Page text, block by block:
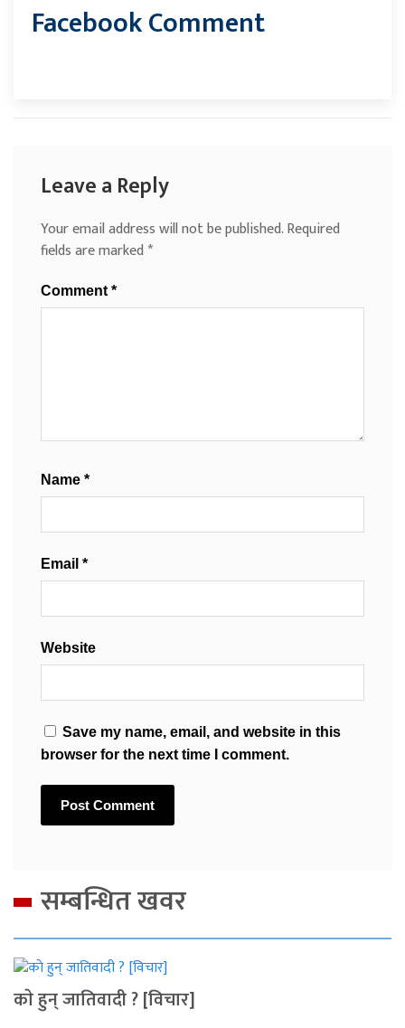
Facebook Comment
Leave a Reply
Your email address will not be published.Required
fields are marked*
Comment *
Name *
Email *
Website
Save my name, email, and website in this
browser for the next time I comment.
सम्बन्धित खवर
काे हुन् जातिवादी ? [विचार]